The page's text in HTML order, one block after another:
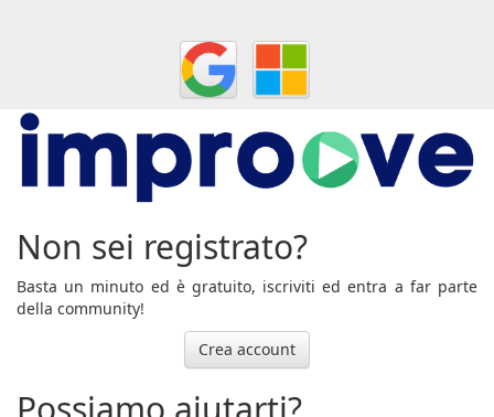
Non sei registrato?
Basta un minuto ed è gratuito, iscriviti ed entra a far parte
della community!
Crea account